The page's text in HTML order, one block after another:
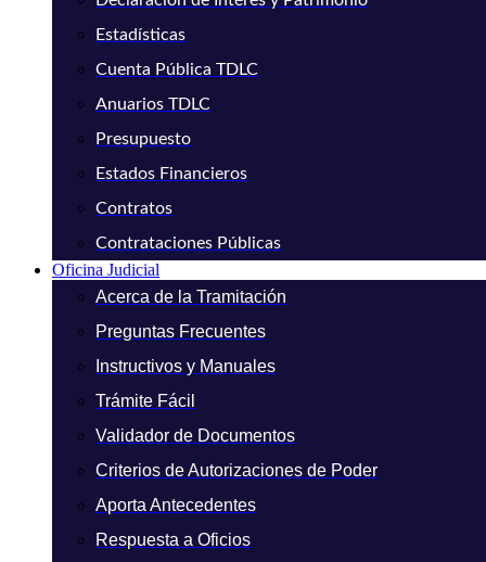
Estadísticas
Cuenta Pública TDLC
Anuarios TDLC
Presupuesto
Estados Financieros
Contratos
Contrataciones Públicas
Oficina Judicial
Acerca de la Tramitación
Preguntas Frecuentes
Instructivos y Manuales
Trámite Fácil
Validador de Documentos
Criterios de Autorizaciones de Poder
Aporta Antecedentes
Respuesta a Oficios